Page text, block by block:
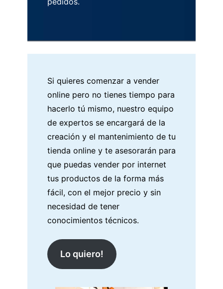
Si quieres comenzar a vender
online pero no tienes tiempo para
hacerlo tú mismo, nuestro equipo
de expertos se encargará de la
creación y el mantenimiento de tu
tienda online y te asesorarán para
que puedas vender por internet
tus productos de la forma más
fácil, con el mejor precio y sin
necesidad de tener
conocimientos técnicos.
Lo quiero!